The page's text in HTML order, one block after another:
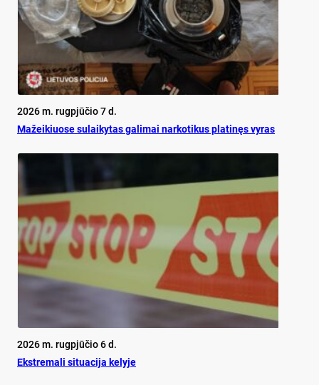
2026 m. rugpjūčio 7 d.
Mažeikiuose sulaikytas galimai narkotikus platinęs vyras
2026 m. rugpjūčio 6 d.
Ekst­re­ma­li si­tua­ci­ja ke­ly­je